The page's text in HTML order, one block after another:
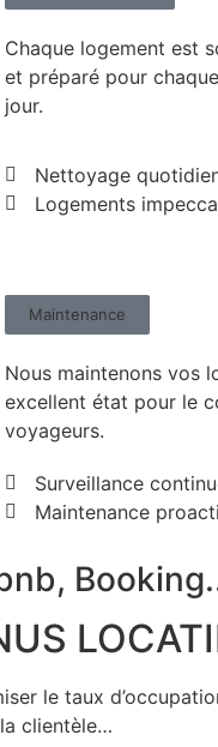
Chaque logement est
et préparé pour
jour.
Nettoyage
Logements
Maintenance​
Nous maintenons vos
excellent état pour le
voyageurs.
Surveillance
Maintenance
le taux
clientèle…